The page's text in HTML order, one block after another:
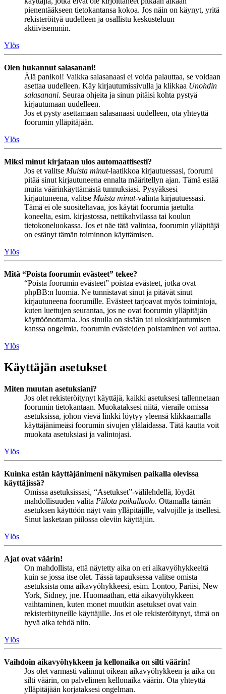
pienentääkseen tietokantansa kokoa. Jos näin on käynyt, yritä
rekisteröityä uudelleen ja osallistu keskusteluun
aktiivisemmin.
Ylös
Olen hukannut salasanani!
Älä panikoi! Vaikka salasanaasi ei voida palauttaa, se voidaan
asettaa uudelleen. Käy kirjautumissivulla ja klikkaa Unohdin
salasanani. Seuraa ohjeita ja sinun pitäisi kohta pystyä
kirjautumaan uudelleen.
Jos et pysty asettamaan salasanaasi uudelleen, ota yhteyttä
foorumin ylläpitäjään.
Ylös
Miksi minut kirjataan ulos automaattisesti?
Jos et valitse Muista minut-laatikkoa kirjautuessasi, foorumi
pitää sinut kirjautuneena ennalta määritellyn ajan. Tämä estää
muita väärinkäyttämästä tunnuksiasi. Pysyäksesi
kirjautuneena, valitse Muista minut-valinta kirjautuessasi.
Tämä ei ole suositeltavaa, jos käytät foorumia jaetulta
koneelta, esim. kirjastossa, nettikahvilassa tai koulun
tietokoneluokassa. Jos et näe tätä valintaa, foorumin ylläpitäjä
on estänyt tämän toiminnon käyttämisen.
Ylös
Mitä “Poista foorumin evästeet” tekee?
“Poista foorumin evästeet” poistaa evästeet, jotka ovat
phpBB:n luomia. Ne tunnistavat sinut ja pitävät sinut
kirjautuneena foorumille. Evästeet tarjoavat myös toimintoja,
kuten luettujen seurantaa, jos ne ovat foorumin ylläpitäjän
käyttöönottamia. Jos sinulla on sisään tai uloskirjautumisen
kanssa ongelmia, foorumin evästeiden poistaminen voi auttaa.
Ylös
Käyttäjän asetukset
Miten muutan asetuksiani?
Jos olet rekisteröitynyt käyttäjä, kaikki asetuksesi tallennetaan
foorumin tietokantaan. Muokataksesi niitä, vieraile omissa
asetuksissa, johon vievä linkki löytyy yleensä klikkaamalla
käyttäjänimeäsi foorumin sivujen ylälaidassa. Tätä kautta voit
muokata asetuksiasi ja valintojasi.
Ylös
Kuinka estän käyttäjänimeni näkymisen paikalla olevissa
käyttäjissä?
Omissa asetuksissasi, “Asetukset”-välilehdellä, löydät
mahdollisuuden valita Piilota paikallaolo. Ottamalla tämän
asetuksen käyttöön näyt vain ylläpitäjille, valvojille ja itsellesi.
Sinut lasketaan piilossa oleviin käyttäjiin.
Ylös
Ajat ovat väärin!
On mahdollista, että näytetty aika on eri aikavyöhykkeeltä
kuin se jossa itse olet. Tässä tapauksessa valitse omista
asetuksista oma aikavyöhykkeesi, esim. Lontoo, Pariisi, New
York, Sidney, jne. Huomaathan, että aikavyöhykkeen
vaihtaminen, kuten monet muutkin asetukset ovat vain
rekisteröityneille käyttäjille. Jos et ole rekisteröitynyt, tämä on
hyvä aika tehdä niin.
Ylös
Vaihdoin aikavyöhykkeen ja kellonaika on silti väärin!
Jos olet varmasti valinnut oikean aikavyöhykkeen ja aika on
silti väärin, on palvelimen kellonaika väärin. Ota yhteyttä
ylläpitäjään korjataksesi ongelman.